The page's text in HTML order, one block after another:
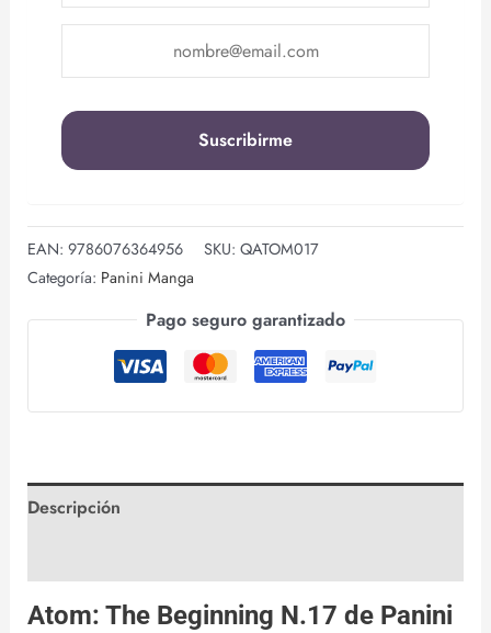
EAN: 9786076364956 SKU: QATOM017
Categoría: Panini Manga
Pago seguro garantizado
Descripción
Atom: The Beginning N.17 de Panini